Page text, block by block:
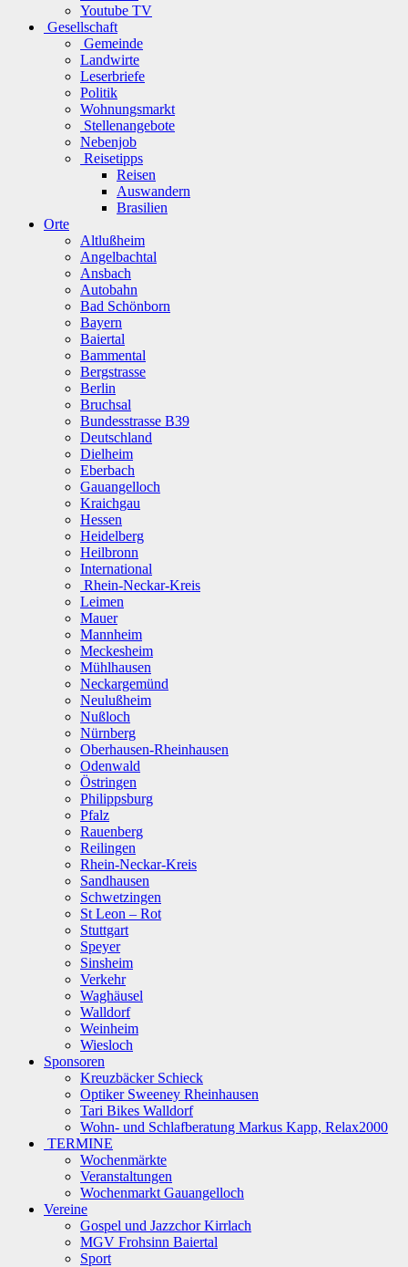
Youtube TV
Gesellschaft
Gemeinde
Landwirte
Leserbriefe
Politik
Wohnungsmarkt
Stellenangebote
Nebenjob
Reisetipps
Reisen
Auswandern
Brasilien
Orte
Altlußheim
Angelbachtal
Ansbach
Autobahn
Bad Schönborn
Bayern
Baiertal
Bammental
Bergstrasse
Berlin
Bruchsal
Bundesstrasse B39
Deutschland
Dielheim
Eberbach
Gauangelloch
Kraichgau
Hessen
Heidelberg
Heilbronn
International
Rhein-Neckar-Kreis
Leimen
Mauer
Mannheim
Meckesheim
Mühlhausen
Neckargemünd
Neulußheim
Nußloch
Nürnberg
Oberhausen-Rheinhausen
Odenwald
Östringen
Philippsburg
Pfalz
Rauenberg
Reilingen
Rhein-Neckar-Kreis
Sandhausen
Schwetzingen
St Leon – Rot
Stuttgart
Speyer
Sinsheim
Verkehr
Waghäusel
Walldorf
Weinheim
Wiesloch
Sponsoren
Kreuzbäcker Schieck
Optiker Sweeney Rheinhausen
Tari Bikes Walldorf
Wohn- und Schlafberatung Markus Kapp, Relax2000
TERMINE
Wochenmärkte
Veranstaltungen
Wochenmarkt Gauangelloch
Vereine
Gospel und Jazzchor Kirrlach
MGV Frohsinn Baiertal
Sport